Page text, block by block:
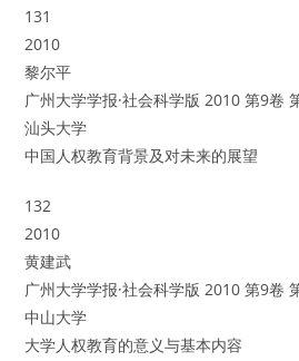
131
2010
黎尔平
广州大学学报·社会科学版 2010 第9卷
汕头大学
中国人权教育背景及对未来的展望
132
2010
黄建武
广州大学学报·社会科学版 2010 第9卷
中山大学
大学人权教育的意义与基本内容